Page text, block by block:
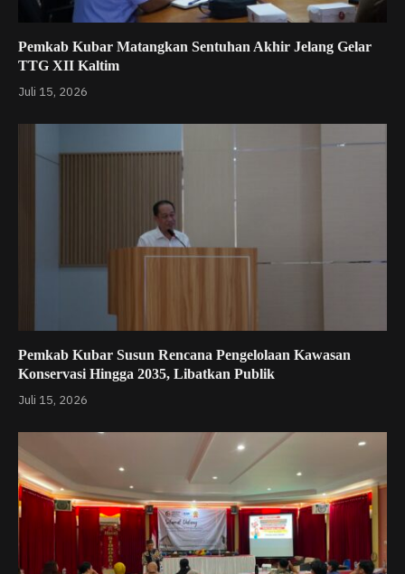
Pemkab Kubar Matangkan Sentuhan Akhir Jelang Gelar
TTG XII Kaltim
Juli 15, 2026
Pemkab Kubar Susun Rencana Pengelolaan Kawasan
Konservasi Hingga 2035, Libatkan Publik
Juli 15, 2026